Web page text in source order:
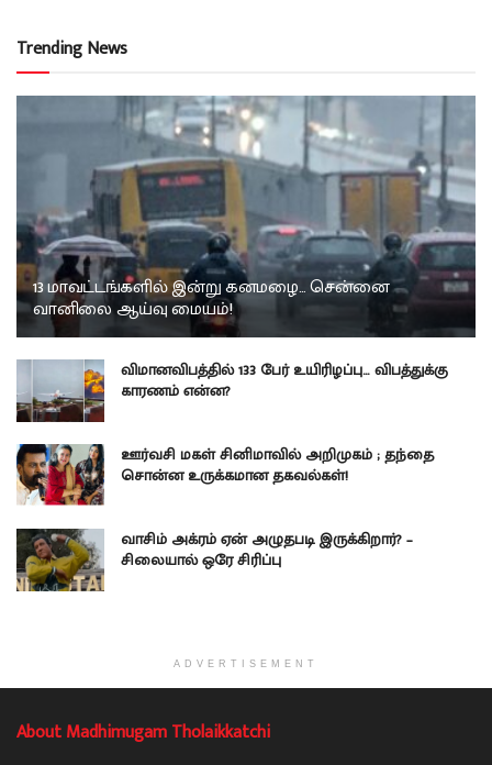
Trending News
13 மாவட்டங்களில் இன்று கனமழை… சென்னை
வானிலை ஆய்வு மையம்!
விமானவிபத்தில் 133 பேர் உயிரிழப்பு… விபத்துக்கு
காரணம் என்ன?
ஊர்வசி மகள் சினிமாவில் அறிமுகம் ; தந்தை
சொன்ன உருக்கமான தகவல்கள்!
வாசிம் அக்ரம் ஏன் அழுதபடி இருக்கிறார்? –
சிலையால் ஒரே சிரிப்பு
ADVERTISEMENT
About Madhimugam Tholaikkatchi